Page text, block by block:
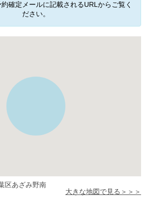
確定メールに記載されるURLからご覧く
ださい。
区あざみ野南
大きな地図で見る＞＞＞